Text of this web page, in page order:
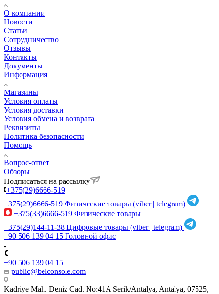
О компании
Новости
Статьи
Сотрудничество
Отзывы
Контакты
Документы
Информация
Магазины
Условия оплаты
Условия доставки
Условия обмена и возврата
Реквизиты
Политика безопасности
Помощь
Вопрос-ответ
Обзоры
Подписаться на рассылку
+375(29)6666-519
+375(29)6666-519 Физические товары (viber | telegram)
+375(33)6666-519 Физические товары
+375(29)144-11-38 Цифровые товары (viber | telegram)
+90 506 139 04 15 Головной офис
+90 506 139 04 15
public@belconsole.com
Kadriye Mah. Deniz Cad. No:41A Serik/Antalya, Antalya, 07525,